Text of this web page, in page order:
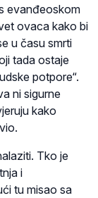
evanđeoskom
ovaca kako bi
u času smrti
tada ostaje
potpore“.
ni sigurne
kako
Tko je
i
tu misao sa